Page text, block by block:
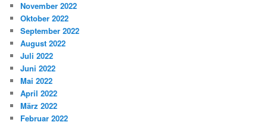
November 2022
Oktober 2022
September 2022
August 2022
Juli 2022
Juni 2022
Mai 2022
April 2022
März 2022
Februar 2022